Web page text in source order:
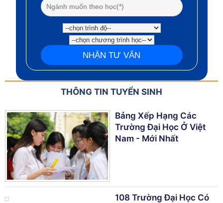
THÔNG TIN TUYỂN SINH
Bảng Xếp Hạng Các
Trường Đại Học Ở Việt
Nam - Mới Nhất
108 Trường Đại Học Có